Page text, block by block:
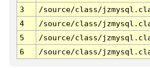
3 /source/class/
4
/source/class/
5
/source/class/
6
/source/class/